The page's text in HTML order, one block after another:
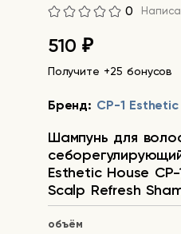
0
510₽
Получите +25 бонусов
Бренд: CP-1 Esthetic
Шампунь для
Esthetic House
Scalp Refresh
объём